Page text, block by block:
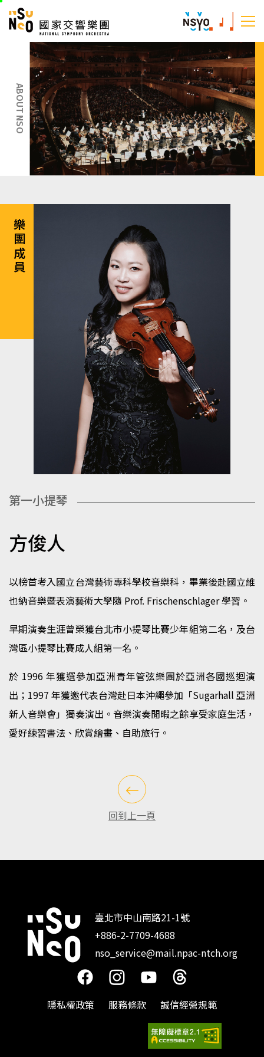
跳
::: 國家交響樂團
ABOUT NSO
樂團成員
第一小提琴
方俊人
以榜首考入國立台灣藝術專科學校音樂科，畢業後赴國立維
也納音樂暨表演藝術大學隨 Prof. Frischenschlager 學習。
早期演奏生涯曾榮獲台北市小提琴比賽少年組第二名，及台
灣區小提琴比賽成人組第一名。
於 1996 年獲選參加亞洲青年管弦樂團於亞洲各國巡迴演
出；1997 年獲邀代表台灣赴日本沖繩參加「Sugarhall 亞洲
新人音樂會」獨奏演出。音樂演奏閒暇之餘享受家庭生活，
愛好練習書法、欣賞繪畫、自助旅行。
回到上一頁
:::
臺北市中山南路21-1號
+886-2-7709-4688
nso_service@mail.npac-ntch.org
隱私權政策 服務條款 誠信經營規範